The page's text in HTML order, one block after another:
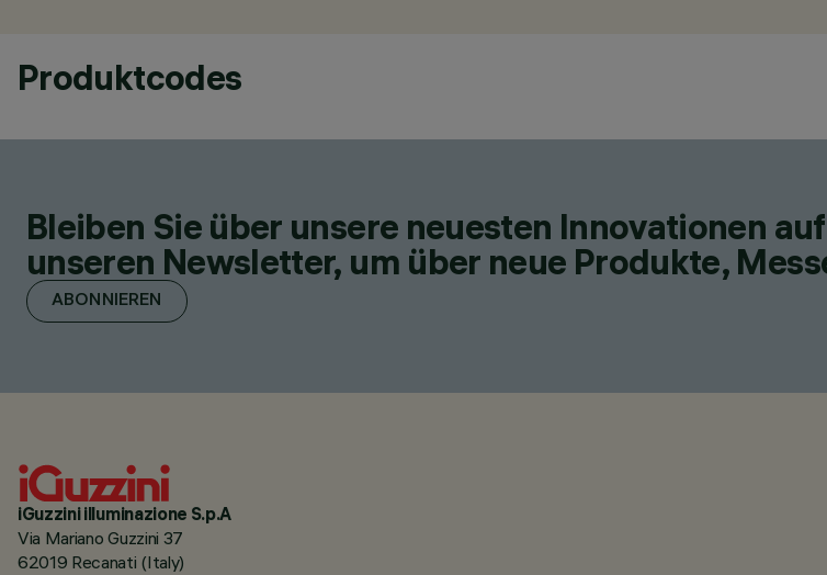
Produktcodes
Bleiben Sie über unsere neuesten Innovationen
unseren Newsletter, um über neue Produkte,
ABONNIEREN
iGuzzini illuminazione S.p.A
Via Mariano Guzzini 37
62019 Recanati (Italy)